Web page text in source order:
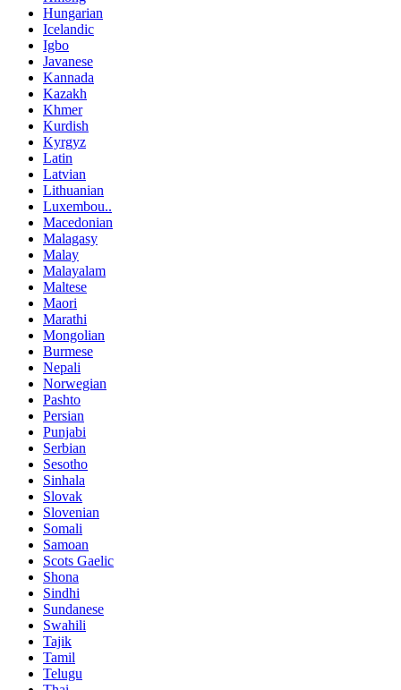
Hungarian
Icelandic
Igbo
Javanese
Kannada
Kazakh
Khmer
Kurdish
Kyrgyz
Latin
Latvian
Lithuanian
Luxembou..
Macedonian
Malagasy
Malay
Malayalam
Maltese
Maori
Marathi
Mongolian
Burmese
Nepali
Norwegian
Pashto
Persian
Punjabi
Serbian
Sesotho
Sinhala
Slovak
Slovenian
Somali
Samoan
Scots Gaelic
Shona
Sindhi
Sundanese
Swahili
Tajik
Tamil
Telugu